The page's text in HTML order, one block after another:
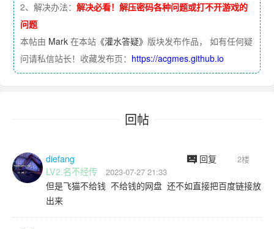
2、解决办法： 解决必看！解压密码各种问题或打不开游戏的
问题
本帖由 Mark 在本站 《灌水答疑》 版块发布作品， 如有任何疑
问请私信站长！收藏发布页： https://acgmes.github.io
回帖
diefang 回复 2楼
LV2.名不经传 2023-07-27 21:33
但是飞猫不给钱 不给钱的网盘 还不如直接把百度链接放
出来